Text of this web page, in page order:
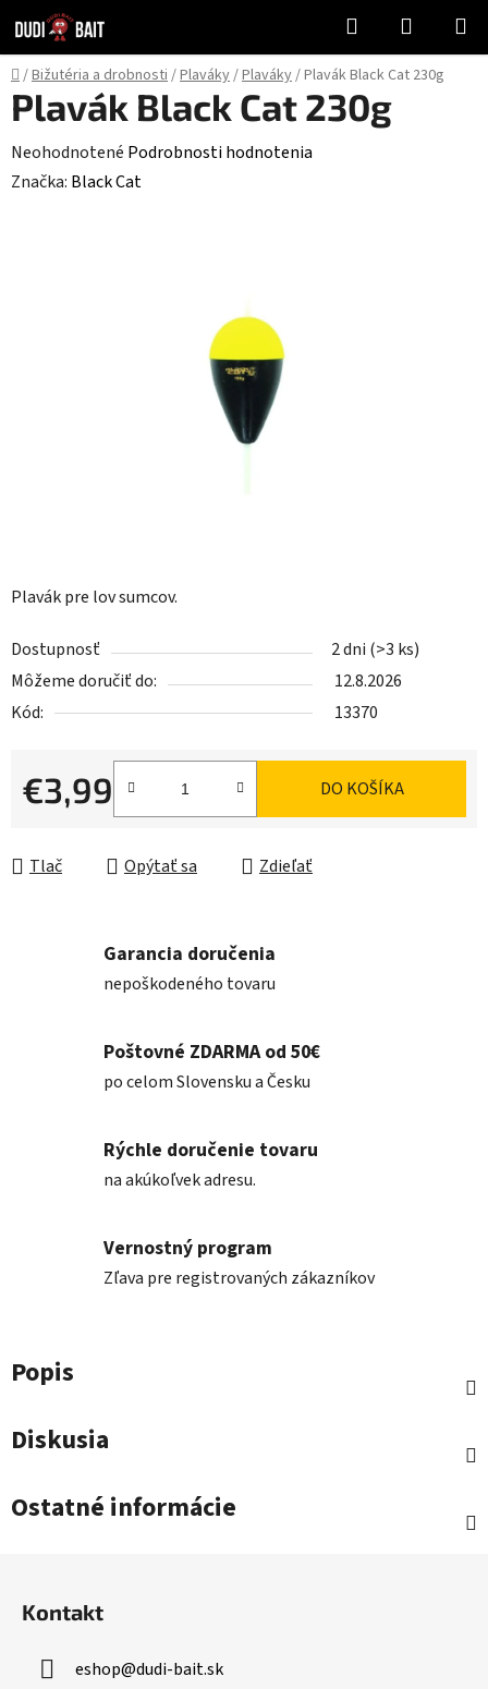
na
obsah
Hľadať
KOŠÍK
Domov
/Bižutéria a drobnosti/Plaváky/Plaváky/Plavák Black Cat 230g
Plavák pre lov sumcov.
Dostupnosť 2 dni (>3 ks)
Môžeme doručiť do:
12.8.2026
Kód:
13370
€3,99
Jednotková cena:
DO KOŠÍKA
Tlač Opýtať sa Zdieľať
Plavák Black Cat 230g
Priemerné
hodnotenie
Neohodnotené Podrobnosti hodnotenia
Značka: Black Cat
Garancia doručenia
nepoškodeného tovaru
Poštovné ZDARMA od 50€
po celom Slovensku a Česku
Rýchle doručenie tovaru
na akúkoľvek adresu.
Vernostný program
Zľava pre registrovaných zákazníkov
Popis
Diskusia
Ostatné informácie
Kontakt
eshop@dudi-bait.sk